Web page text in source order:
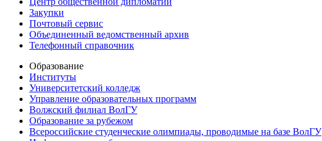
Закупки
Почтовый сервис
Объединенный ведомственный архив
Телефонный справочник
Образование
Институты
Университетский колледж
Управление образовательных программ
Волжский филиал ВолГУ
Образование за рубежом
Всероссийские студенческие олимпиады, проводимые на базе ВолГУ